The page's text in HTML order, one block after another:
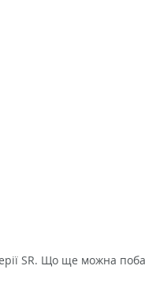
SR. Що ще можна